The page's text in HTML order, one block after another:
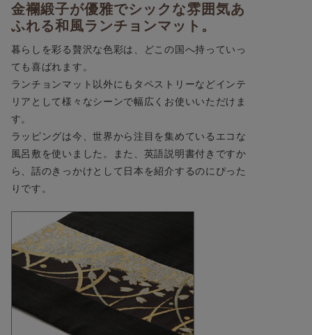
金襴緞子が優雅でシックな雰囲気あ
ふれる和風ランチョンマット。
暮らしを彩る贅沢な色彩は、どこの国へ持っていっ
ても喜ばれます。
ランチョンマット以外にもタペストリーなどインテ
リアとして様々なシーンで幅広くお使いいただけま
す。
ラッピングは今、世界から注目を集めているエコな
風呂敷を使いました。また、英語説明書付きですか
ら、話のきっかけとして日本を紹介するのにぴった
りです。